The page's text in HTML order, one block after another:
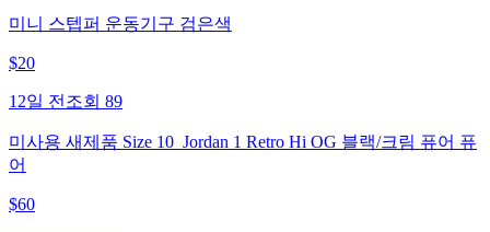
미니 스텝퍼 운동기구 검은색
$20
12일 전 조회 89
미사용 새제품 Size 10_Jordan 1 Retro Hi OG 블랙/크림 퓨어 퓨
어
$60